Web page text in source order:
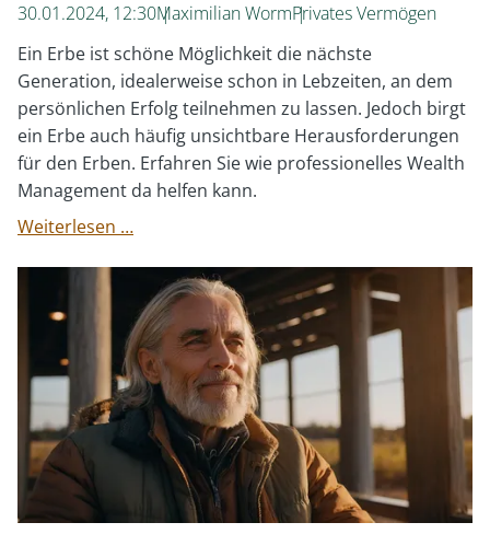
30.01.2024, 12:30Maximilian WormPrivates Vermögen
Ein Erbe ist schöne Möglichkeit die nächste
Generation, idealerweise schon in Lebzeiten, an dem
persönlichen Erfolg teilnehmen zu lassen. Jedoch birgt
ein Erbe auch häufig unsichtbare Herausforderungen
für den Erben. Erfahren Sie wie professionelles Wealth
Management da helfen kann.
Weiterlesen …Vernachlässigte
unsichtbaren
Probleme
geerbter
Mehrfamilienhäuser